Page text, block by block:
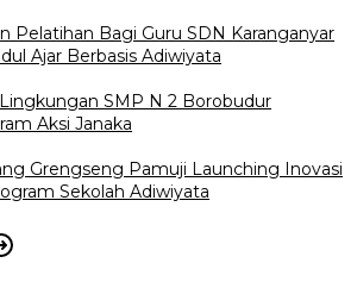
Pelatihan Bagi Guru SDN Karanganyar
Ajar Berbasis Adiwiyata
SMP N 2 Borobudur
Aksi Janaka
Grengseng Pamuji Launching Inovasi
Sekolah Adiwiyata